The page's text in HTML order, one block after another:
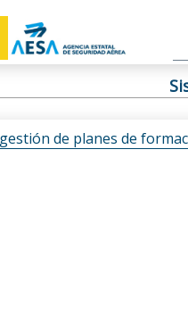
de planes de